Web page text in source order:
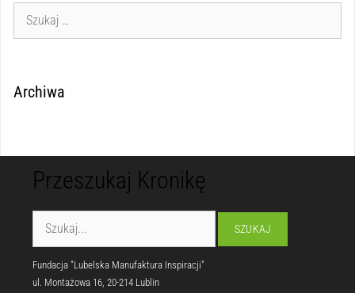
Archiwa
Przeszukaj Kronikę
Fundacja "Lubelska Manufaktura Inspiracji"
ul. Montażowa 16, 20-214 Lublin